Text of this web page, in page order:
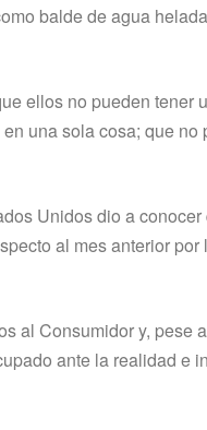
balde de agua
ellos no pueden tener
una sola cosa; que
Unidos dio a
al mes anterior
al Consumidor y, pese
ante la realidad